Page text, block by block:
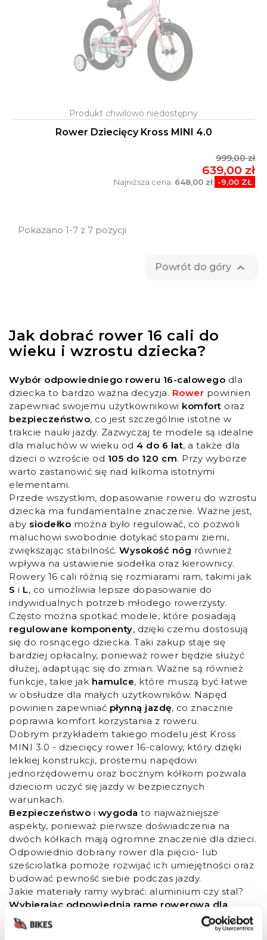
Rower Dziecięcy Kross MINI 4.0
999,00 zł
639,00 zł
Najniższa cena: 648,00 zł -9,00 ZŁ
Pokazano 1-7 z 7 pozycji
Powrót do góry 
Jak dobrać rower 16 cali do
wieku i wzrostu dziecka?
Wybór odpowiedniego roweru 16-calowego dla
dziecka to bardzo ważna decyzja. Rower powinien
zapewniać swojemu użytkownikowi komfort oraz
bezpieczeństwo, co jest szczególnie istotne w
trakcie nauki jazdy. Zazwyczaj te modele są idealne
dla maluchów w wieku od 4 do 6 lat, a także dla
dzieci o wzroście od 105 do 120 cm. Przy wyborze
warto zastanowić się nad kilkoma istotnymi
elementami.
Przede wszystkim, dopasowanie roweru do wzrostu
dziecka ma fundamentalne znaczenie. Ważne jest,
aby siodełko można było regulować, co pozwoli
maluchowi swobodnie dotykać stopami ziemi,
zwiększając stabilność. Wysokość nóg również
wpływa na ustawienie siodełka oraz kierownicy.
Rowery 16 cali różnią się rozmiarami ram, takimi jak
S i L, co umożliwia lepsze dopasowanie do
indywidualnych potrzeb młodego rowerzysty.
Często można spotkać modele, które posiadają
regulowane komponenty, dzięki czemu dostosują
się do rosnącego dziecka. Taki zakup staje się
bardziej opłacalny, ponieważ rower będzie służyć
dłużej, adaptując się do zmian. Ważne są również
funkcje, takie jak hamulce, które muszą być łatwe
w obsłudze dla małych użytkowników. Napęd
powinien zapewniać płynną jazdę, co znacznie
poprawia komfort korzystania z roweru.
Dobrym przykładem takiego modelu jest Kross
MINI 3.0 - dziecięcy rower 16-calowy, który dzięki
lekkiej konstrukcji, prostemu napędowi
jednorzędowemu oraz bocznym kółkom pozwala
dzieciom uczyć się jazdy w bezpiecznych
warunkach.
Bezpieczeństwo i wygoda to najważniejsze
aspekty, ponieważ pierwsze doświadczenia na
dwóch kółkach mają ogromne znaczenie dla dzieci.
Odpowiednio dobrany rower dla pięcio- lub
sześciolatka pomoże rozwijać ich umiejętności oraz
budować pewność siebie podczas jazdy.
Jakie materiały ramy wybrać: aluminium czy stal?
Wybierając odpowiednią ramę rowerową dla
dzieci w rozmiarze 16 cali,
kluczowymi materiałami
do rozważenia są